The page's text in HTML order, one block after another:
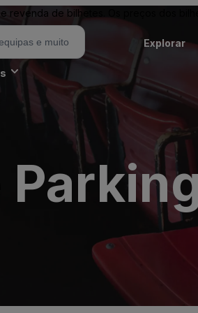
revenda de bilhetes. Os preços dos
Explorar